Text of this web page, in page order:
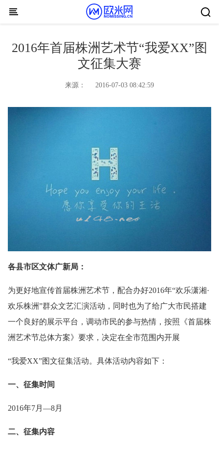
Skip to content
2016年首届株洲艺术节“我爱XX”图
文征集大赛
来源： 2016-07-03 08:42:59
各县市区文体广新局：
为更好地宣传首届株洲艺术节，配合办好2016年“欢乐潇湘·
欢乐株洲”群众文艺汇演活动，同时也为了给广大市民搭建
一个良好的展示平台，调动市民的参与热情，按照《首届株
洲艺术节总体方案》要求，决定在全市范围内开展
“我爱XX”图文征集活动。具体活动内容如下：
一、征集时间
2016年7月—8月
二、征集内容